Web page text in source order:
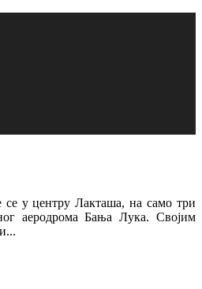
у центру Лакташа, на само три
аеродрома Бања Лука. Својим